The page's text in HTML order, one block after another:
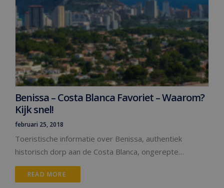
Benissa – Costa Blanca Favoriet – Waarom?
Kijk snel!
februari 25, 2018
Toeristische informatie over Benissa, authentiek
historisch dorp aan de Costa Blanca, ongerepte…
READ MORE